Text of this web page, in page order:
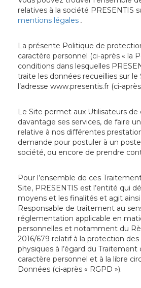
relatives à la société PRESENTIS
mentions légales .
La présente Politique de
caractère personnel (ci-après « la
conditions dans lesquelles
traite les données recueillies sur le
l’adresse www.presentis.fr (ci-
Le Site permet aux Utilisateurs de
davantage ses services, de faire
relative à nos différentes
demande pour postuler à un
société, ou encore de prendre
Pour l’ensemble de ces
Site, PRESENTIS est l’entité qui
moyens et les finalités et agit
Responsable de traitement au
réglementation applicable en
personnelles et notamment du
2016/679 relatif à la protection
physiques à l’égard du Traitement
caractère personnel et à la libre
Données (ci-après « RGPD »).